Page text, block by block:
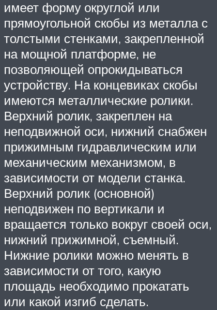
имеет форму округлой или
прямоугольной скобы из металла с
толстыми стенками, закрепленной
на мощной платформе, не
позволяющей опрокидываться
устройству. На концевиках скобы
имеются металлические ролики.
Верхний ролик, закреплен на
неподвижной оси, нижний снабжен
прижимным гидравлическим или
механическим механизмом, в
зависимости от модели станка.
Верхний ролик (основной)
неподвижен по вертикали и
вращается только вокруг своей оси,
нижний прижимной, съемный.
Нижние ролики можно менять в
зависимости от того, какую
площадь необходимо прокатать
или какой изгиб сделать.